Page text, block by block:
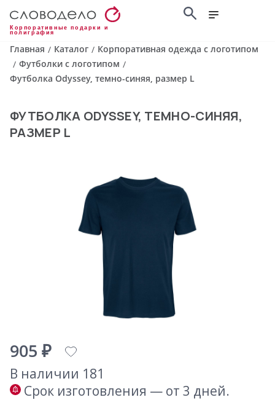
Корпоративные подарки и
полиграфия
Главная / Каталог / Корпоративная одежда с логотипом
/ Футболки с логотипом /
Футболка Odyssey, темно-синяя, размер L
ФУТБОЛКА ODYSSEY, ТЕМНО-СИНЯЯ,
РАЗМЕР L
905 ₽
В наличии 181
Срок изготовления — от 3 дней.